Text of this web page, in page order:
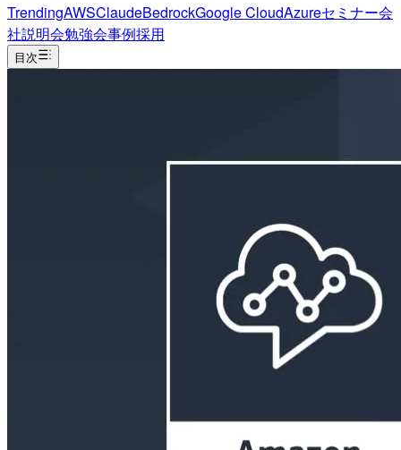
TrendingAWSClaudeBedrockGoogle CloudAzureセミナー会
社説明会勉強会事例採用
目次